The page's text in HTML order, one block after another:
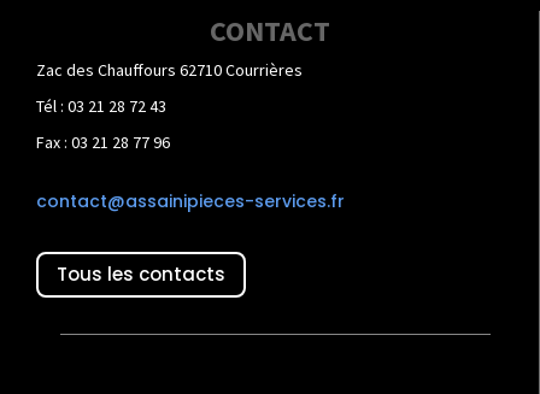
CONTACT
Zac des Chauffours 62710 Courrières
Tél : 03 21 28 72 43
Fax : 03 21 28 77 96
contact@assainipieces-services.fr
Tous les contacts